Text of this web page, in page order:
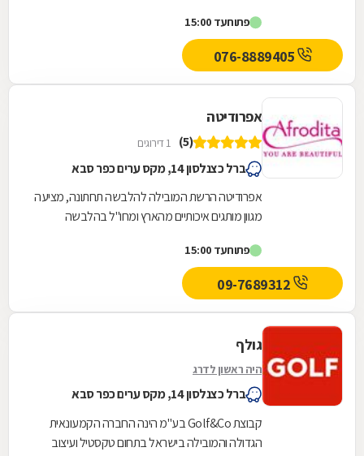
לאורך השנים...
פתוחעד 15:00
אפרודיטה
(5) 1 דירוגים
ברל כצנלסון 14, מקס ערים כפר סבא
אפרודיטה הרשת המובילה להלבשה תחתונה, מציעה
מגוון מותגים איכותיים מהארץ ומחו"ל בהלבשה
הלבשת...
פתוחעד 15:00
גולף
היה ראשון לדרג
ברל כצנלסון 14, מקס ערים כפר סבא
קבוצת Golf&Co בע"מ הינה החברה הקמעונאית
הגדולה והמובילה בישראל בתחום טקסטיל ועיצוב